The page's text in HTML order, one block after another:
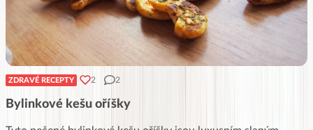
ZDRAVÉ RECEPTY 2 2
Bylinkové kešu oříšky